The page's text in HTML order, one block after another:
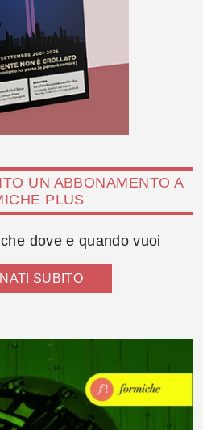
UN ABBONAMENTO A
PLUS
dove e quando vuoi
SUBITO